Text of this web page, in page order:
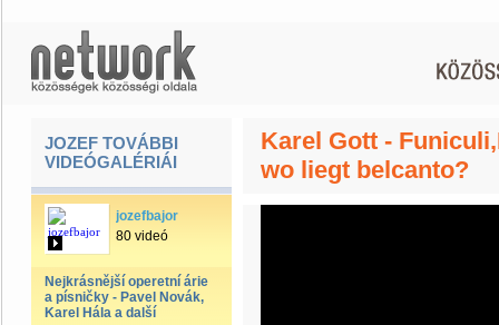
JOZEF TOVÁBBI
VIDEÓGALÉRIÁI
jozefbajor
80 videó
Nejkrásnější operetní árie
a písničky - Pavel Novák,
Karel Hála a další
Karel Gott -
wo liegt belcanto?